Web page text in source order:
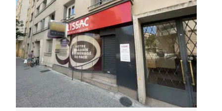
- Charges annuelles : 1170 € HT
- Taxe foncière : 2600 € Preneur
- Honoraires : 15% HT à la charge du preneur (soit
3 315,00 € HT)